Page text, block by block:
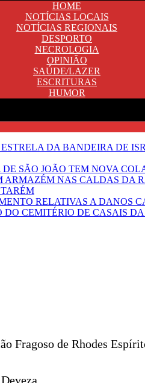
HOME
NOTÍCIAS LOCAIS
NOTÍCIAS REGIONAIS
DESPORTO
NECROLOGIA
OPINIÃO
SAÚDE/LAZER
ESCRITURAS
HUMOR
DA BANDEIRA DE
SÃO JOÃO TEM NOVA
ARMAZÉM NAS CALDAS DA
RELATIVAS A DANOS
CEMITÉRIO DE CASAIS
Fragoso de Rhodes